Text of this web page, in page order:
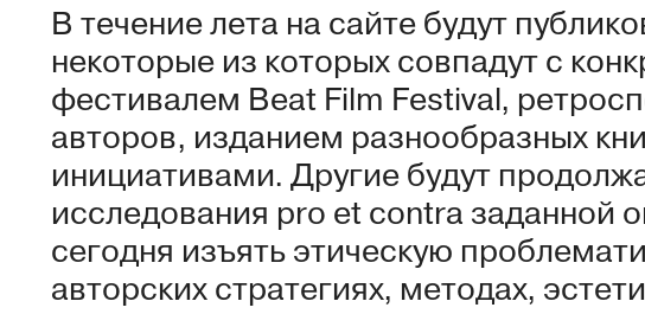
В течение лета на сайте будут
некоторые из которых совпадут с
фестивалем Beat Film Festival,
авторов, изданием разнообразных
инициативами. Другие будут
исследования pro et contra заданной
сегодня изъять этическую
авторских стратегиях, методах,